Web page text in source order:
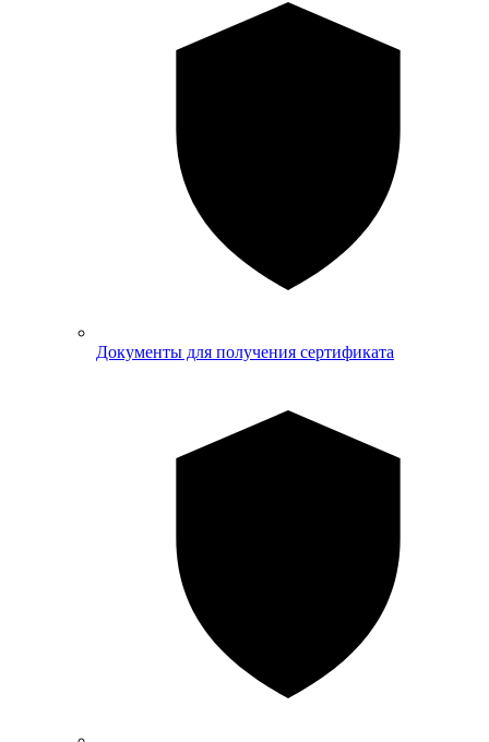
Документы для получения сертификата